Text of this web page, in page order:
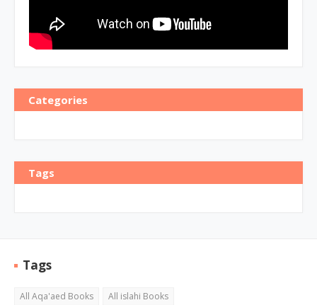
Categories
Tags
Tags
All Aqa'aed Books
All islahi Books